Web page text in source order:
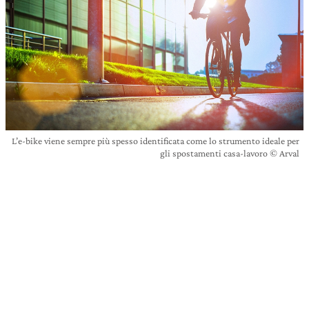
L’e-bike viene sempre più spesso identificata come lo strumento ideale per
gli spostamenti casa-lavoro © Arval